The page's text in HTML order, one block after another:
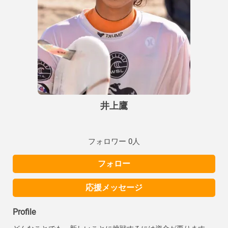
井上鷹
フォロワー 0人
フォロー
応援メッセージ
Profile